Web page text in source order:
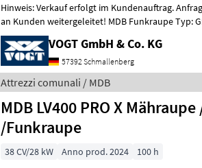
Hinweis: Verkauf erfolgt im Kundenauftrag.
an Kunden weitergeleitet! MDB Funkraupe Typ: GREEN CLIMBER LV800
75 PS (55 kW) Common-Rail-
VOGT GmbH & Co. KG
57392 Schmallenberg
Attrezzi comunali / MDB
MDB LV400 PRO X
/Funkraupe
38 CV/28 kW Anno prod. 2024
100 h